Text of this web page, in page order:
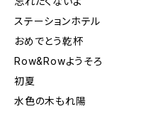
ステーションホテル
おめでとう乾杯
Row&Rowようそろ
初夏
水色の木もれ陽